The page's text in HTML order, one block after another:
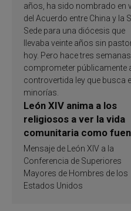
años, ha sido nombrado en
del Acuerdo entre China y la
Sede para una diócesis que
llevaba veinte años sin
hoy. Pero hace tres
comprometer públicamente
controvertida ley que busca
minorías.
León XIV anima a los
religiosos a ver la vida
comunitaria como
de inspiración y
santificación
Mensaje de León XIV a la
Conferencia de Superiores
Mayores de Hombres de los
Estados Unidos